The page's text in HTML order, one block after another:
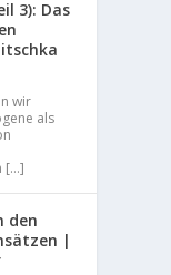
3): Das
wir
als
[…]
den
|